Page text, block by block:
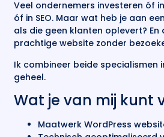
Veel ondernemers investeren óf
óf in SEO. Maar wat heb je aan
als die geen klanten oplevert? En
prachtige website zonder
Ik combineer beide specialismen
geheel.
Wat je van mij kunt
Maatwerk WordPress